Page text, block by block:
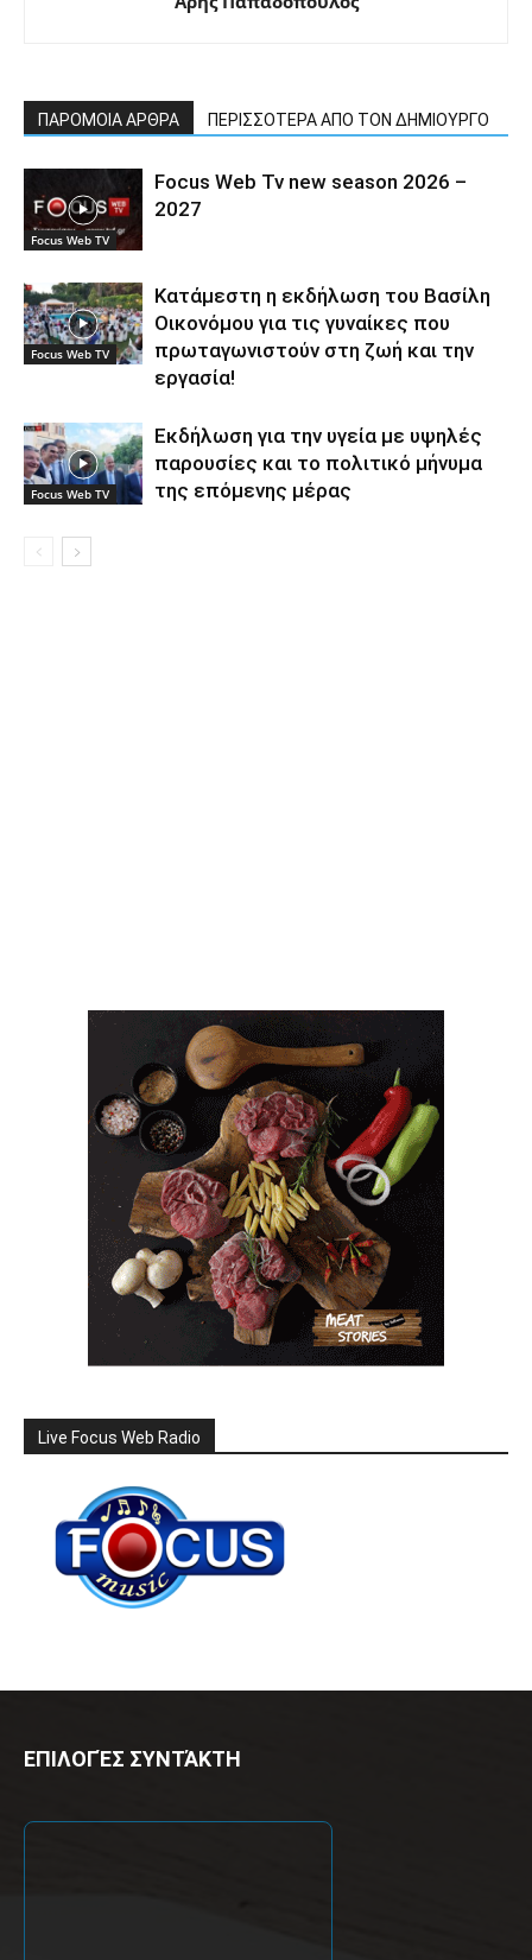
ΠΑΡΟΜΟΙΑ ΑΡΘΡΑ ΠΕΡΙΣΣΟΤΕΡΑ ΑΠΟ ΤΟΝ ΔΗΜΙΟΥΡΓΟ
Focus Web TV
Focus Web Tv new season 2026 –
2027
Focus Web TV
Κατάμεστη η εκδήλωση του Βασίλη
Οικονόμου για τις γυναίκες που
πρωταγωνιστούν στη ζωή και την
εργασία!
Focus Web TV
Εκδήλωση για την υγεία με υψηλές
παρουσίες και το πολιτικό μήνυμα
της επόμενης μέρας
Live Focus Web Radio
ΕΠΙΛΟΓΈΣ ΣΥΝΤΆΚΤΗ